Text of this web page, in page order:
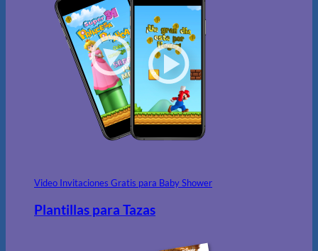
Video Invitaciones Gratis para Baby Shower
Plantillas para Tazas